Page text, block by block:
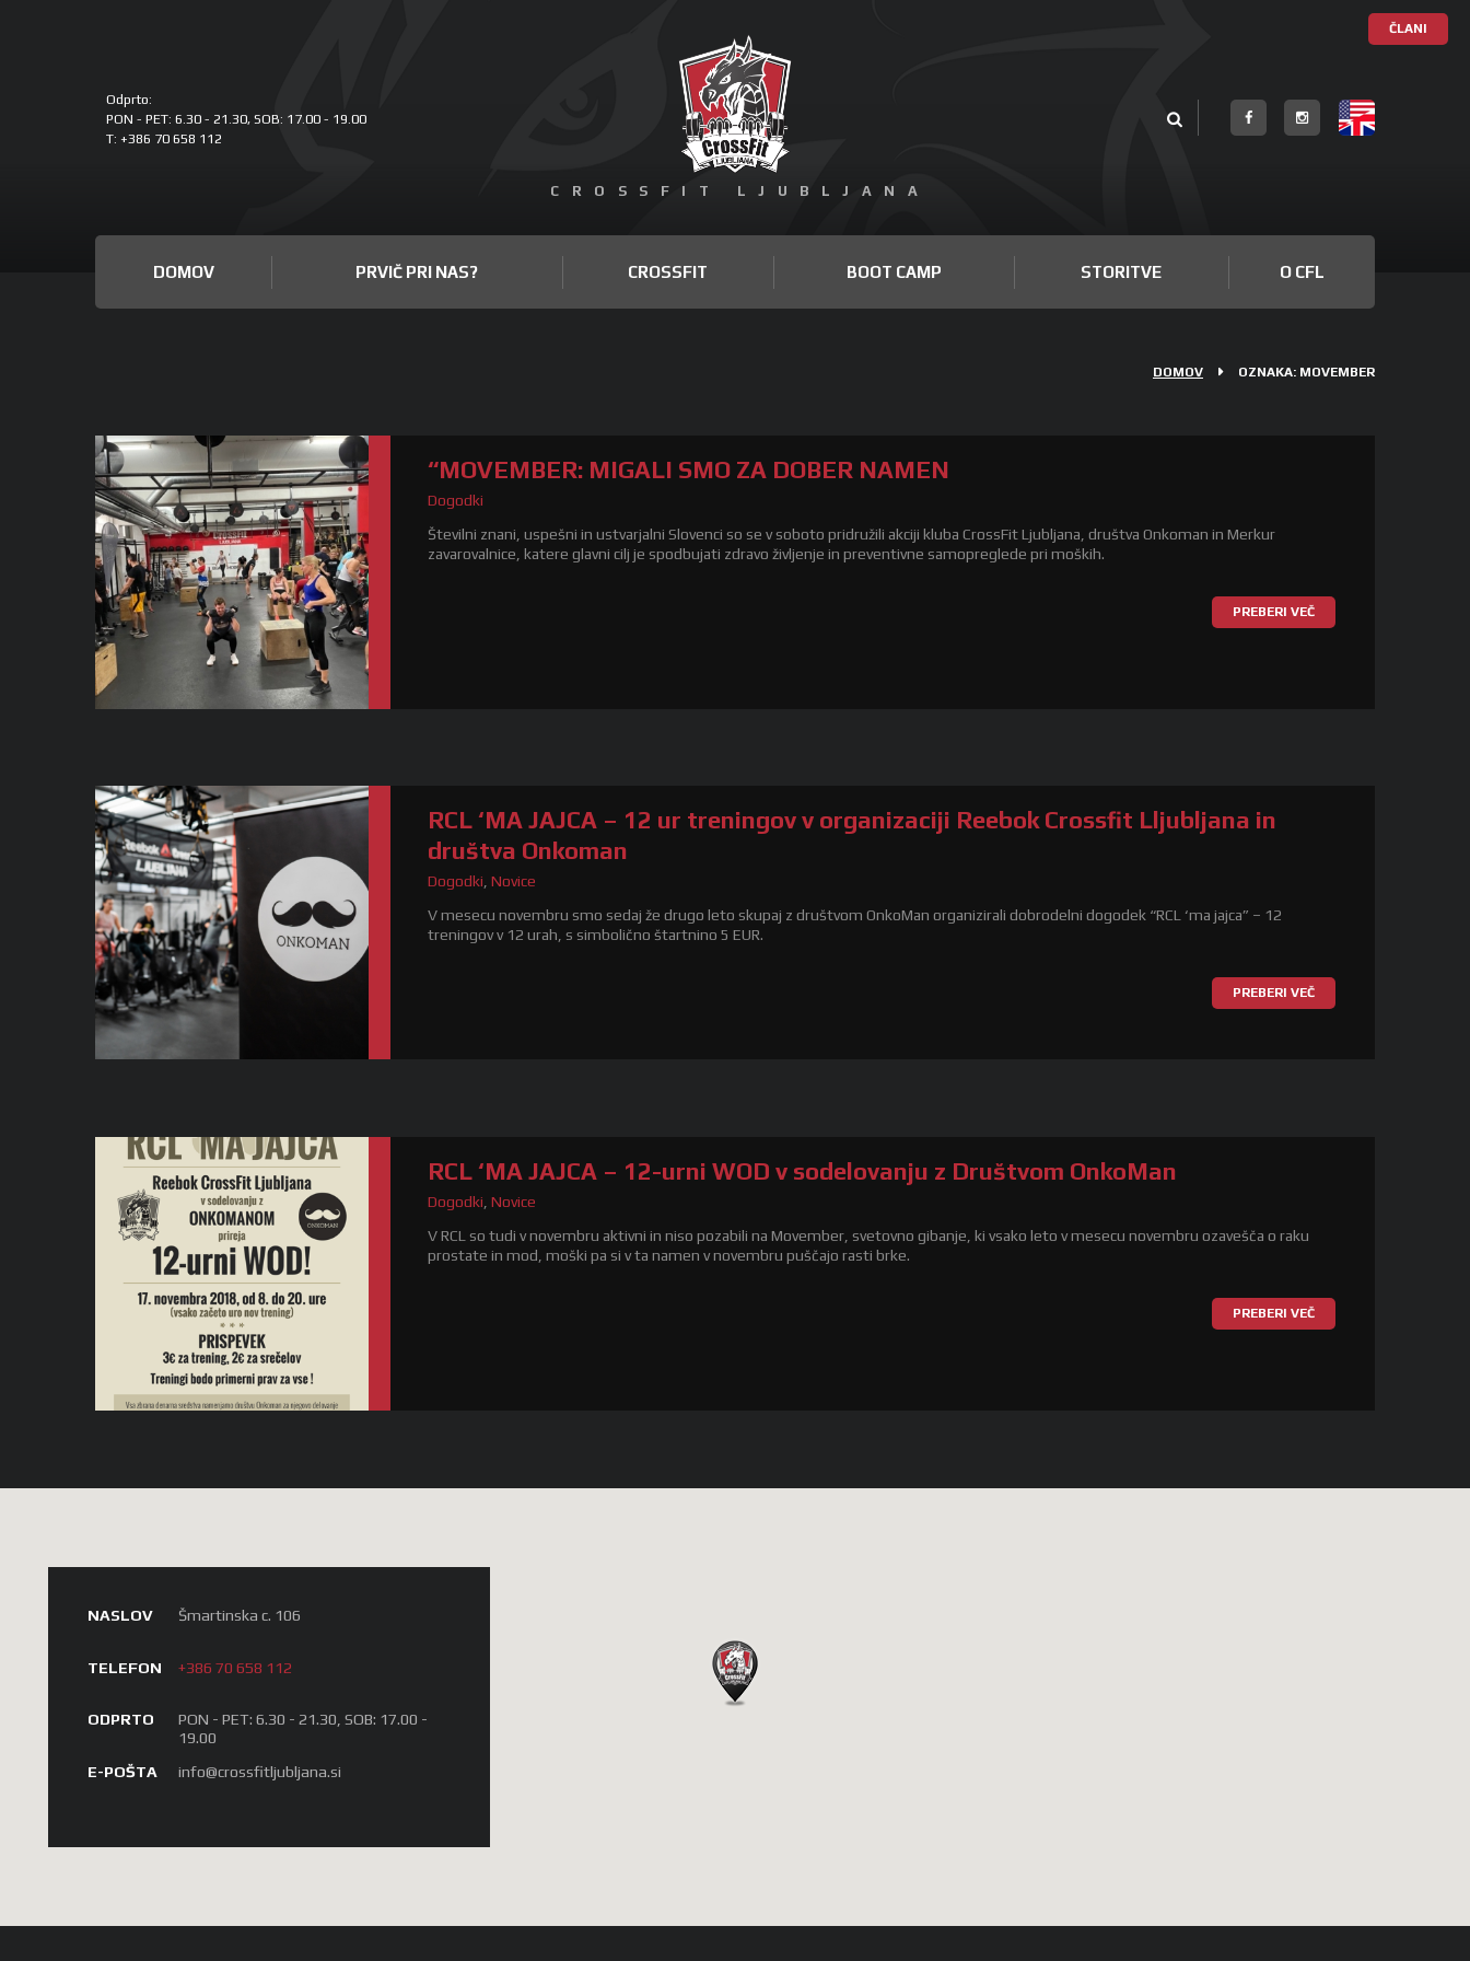
ČLANI
Odprto:
PON - PET: 6.30 - 21.30, SOB: 17.00 - 19.00
T: +386 70 658 112
CROSSFIT LJUBLJANA
DOMOV PRVIČ PRI NAS? CROSSFIT BOOT CAMP STORITVE O CFL
DOMOV OZNAKA: MOVEMBER
“MOVEMBER: MIGALI SMO ZA DOBER NAMEN
Dogodki
Številni znani, uspešni in ustvarjalni Slovenci so se v soboto pridružili akciji kluba CrossFit Ljubljana, društva Onkoman in Merkur
zavarovalnice, katere glavni cilj je spodbujati zdravo življenje in preventivne samopreglede pri moških.
PREBERI VEČ
RCL ‘MA JAJCA – 12 ur treningov v organizaciji Reebok Crossfit Lljubljana in
društva Onkoman
Dogodki Novice
V mesecu novembru smo sedaj že drugo leto skupaj z društvom OnkoMan organizirali dobrodelni dogodek “RCL ‘ma jajca” – 12
treningov v 12 urah, s simbolično štartnino 5 EUR.
PREBERI VEČ
RCL ‘MA JAJCA – 12-urni WOD v sodelovanju z Društvom OnkoMan
Dogodki Novice
V RCL so tudi v novembru aktivni in niso pozabili na Movember, svetovno gibanje, ki vsako leto v mesecu novembru ozavešča o raku
prostate in mod, moški pa si v ta namen v novembru puščajo rasti brke.
PREBERI VEČ
NASLOV Šmartinska c. 106
TELEFON +386 70 658 112
ODPRTO
PON - PET: 6.30 - 21.30, SOB: 17.00 -
19.00
E-POŠTA
info@crossfitljubljana.si